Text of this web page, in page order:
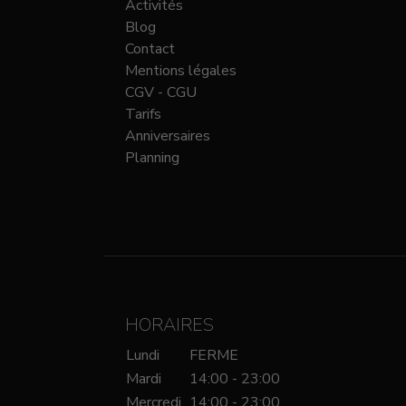
Activités
Blog
Contact
Mentions légales
CGV - CGU
Tarifs
Anniversaires
Planning
HORAIRES
Lundi
FERME
Mardi
14:00 - 23:00